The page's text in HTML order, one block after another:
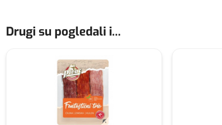
Drugi su pogledali i...